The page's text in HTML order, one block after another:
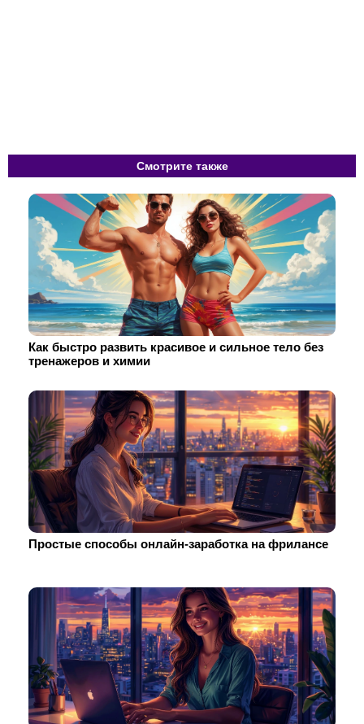
Смотрите также
Как быстро развить красивое и сильное тело без
тренажеров и химии
Простые способы онлайн-заработка на фрилансе